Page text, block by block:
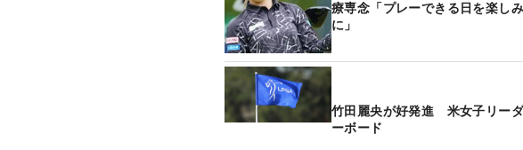
療専念「プレーできる日を楽しみ
に」
竹田麗央が好発進 米女子リーダ
ーボード